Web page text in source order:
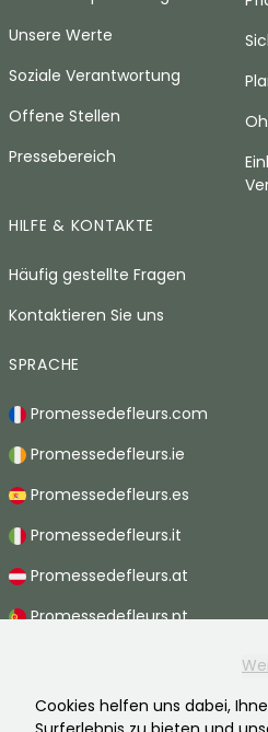
Cookies helfen uns dabei,
Unsere Werte
Soziale Verantwortung
Offene Stellen
Pressebereich
HILFE & KONTAKTE
Häufig gestellte Fragen
Kontaktieren Sie uns
SPRACHE
Promessedefleurs.com
Promessedefleurs.ie
Promessedefleurs.es
Promessedefleurs.it
Promessedefleurs.at
Promessedefleurs.pt
Promessedefleurs.be